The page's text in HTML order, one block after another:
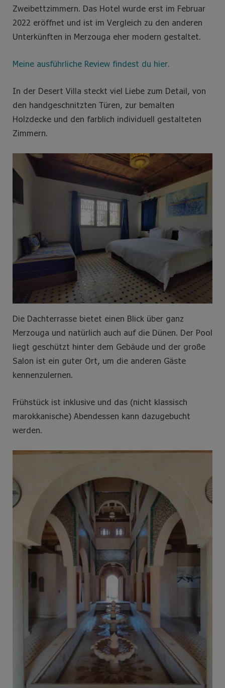
Zweibettzimmern. Das Hotel wurde erst im Februar
2022 eröffnet und ist im Vergleich zu den anderen
Unterkünften in Merzouga eher modern gestaltet.
Meine ausführliche Review findest du hier.
In der Desert Villa steckt viel Liebe zum Detail, von
den handgeschnitzten Türen, zur bemalten
Holzdecke und den farblich individuell gestalteten
Zimmern.
Die Dachterrasse bietet einen Blick über ganz
Merzouga und natürlich auch auf die Dünen. Der Pool
liegt geschützt hinter dem Gebäude und der große
Salon ist ein guter Ort, um die anderen Gäste
kennenzulernen.
Frühstück ist inklusive und das (nicht klassisch
marokkanische) Abendessen kann dazugebucht
werden.